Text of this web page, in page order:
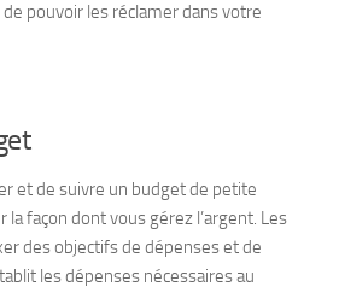
pouvoir les réclamer dans votre
et de suivre un budget de petite
façon dont vous gérez l’argent. Les
des objectifs de dépenses et de
les dépenses nécessaires au